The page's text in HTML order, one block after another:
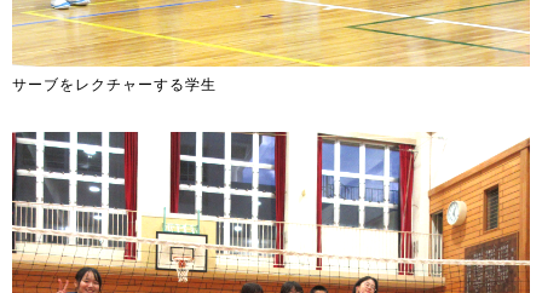
サーブをレクチャーする学生